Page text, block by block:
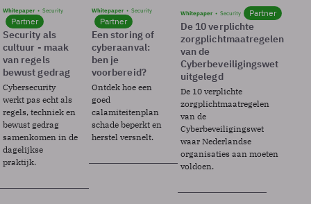
Whitepaper Security
Partner
Security als
cultuur - maak
van regels
bewust gedrag
Cybersecurity
werkt pas echt als
regels, techniek en
bewust gedrag
samenkomen in de
dagelijkse
praktijk.
Whitepaper Security
Partner
Een storing of
cyberaanval:
ben je
voorbereid?
Ontdek hoe een
goed
calamiteitenplan
schade beperkt en
herstel versnelt.
Whitepaper Security Partner
De 10 verplichte
zorgplichtmaatregelen
van de
Cyberbeveiligingswet
uitgelegd
De 10 verplichte
zorgplichtmaatregelen
van de
Cyberbeveiligingswet
waar Nederlandse
organisaties aan moeten
voldoen.